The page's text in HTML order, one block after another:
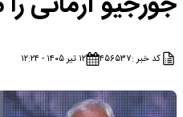
کد خبر :۴۵۶۵۳۷ ۱۲ تیر ۱۴۰۵ - ۱۲:۲۴